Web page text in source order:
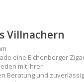
Villnachern
eine Eichenberger
mit ihrer
Beratung und